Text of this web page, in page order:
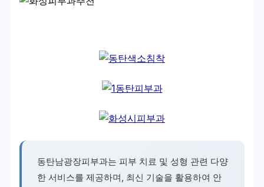
동탄남광장피부과는 피부 치료 및 성형 관련 다양
한 서비스를 제공하며, 최신 기술을 활용하여 안